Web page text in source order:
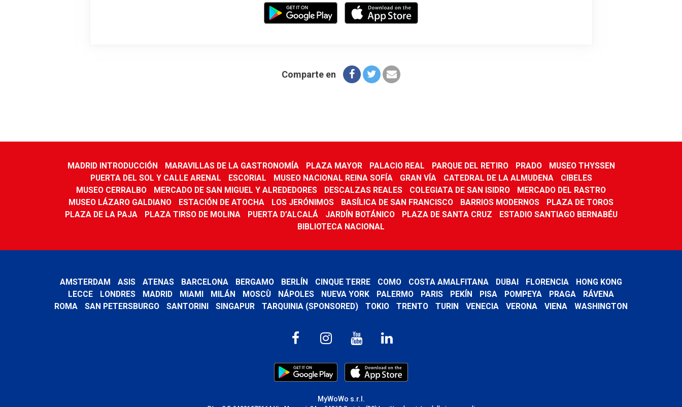
Comparte en
MADRID INTRODUCCIÓN MARAVILLAS DE LA GASTRONOMÍA PLAZA MAYOR PALACIO REAL PARQUE DEL RETIRO PRADO
MUSEO THYSSEN
PUERTA DEL SOL Y CALLE ARENAL
ESCORIAL MUSEO NACIONAL REINA SOFÍA GRAN VÍA CATEDRAL DE LA ALMUDENA
CIBELES
MUSEO CERRALBO
MERCADO DE SAN MIGUEL Y ALREDEDORES DESCALZAS REALES COLEGIATA DE SAN ISIDRO
MERCADO DEL RASTRO
MUSEO LÁZARO GALDIANO
ESTACIÓN DE ATOCHA LOS JERÓNIMOS BASÍLICA DE SAN FRANCISCO BARRIOS MODERNOS
PLAZA DE TOROS
PLAZA DE LA PAJA
PLAZA TIRSO DE MOLINA PUERTA D’ALCALÁ JARDÍN BOTÁNICO PLAZA DE SANTA CRUZ
ESTADIO SANTIAGO BERNABÉU
BIBLIOTECA NACIONAL
AMSTERDAM ASIS ATENAS BARCELONA BERGAMO BERLÍN CINQUE TERRE COMO COSTA AMALFITANA DUBAI FLORENCIA
HONG KONG
LECCE
LONDRES MADRID MIAMI MILÁN MOSCÙ NÁPOLES NUEVA YORK PALERMO PARIS PEKÍN PISA POMPEYA PRAGA
RÁVENA
ROMA
SAN PETERSBURGO SANTORINI SINGAPUR TARQUINIA (SPONSORED) TOKIO TRENTO TURIN VENECIA VERONA VIENA WASHINGTON
MyWoWo s.r.l.